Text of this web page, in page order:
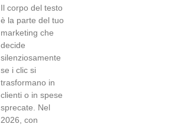
Il corpo del testo
è la parte del tuo
marketing che
decide
silenziosamente
se i clic si
trasformano in
clienti o in spese
sprecate. Nel
2026, con